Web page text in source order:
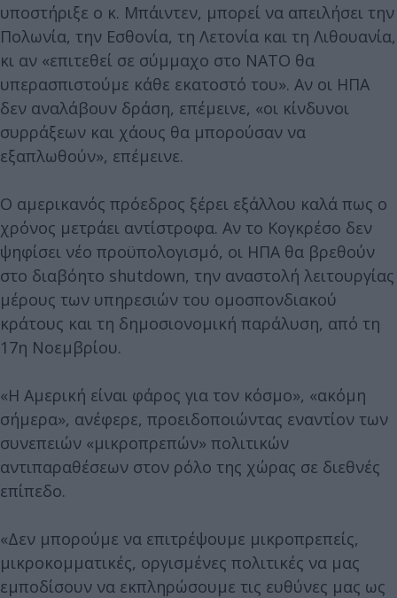
υποστήριξε ο κ. Μπάιντεν, μπορεί να απειλήσει την
Πολωνία, την Εσθονία, τη Λετονία και τη Λιθουανία,
κι αν «επιτεθεί σε σύμμαχο στο NATO θα
υπερασπιστούμε κάθε εκατοστό του». Αν οι ΗΠΑ
δεν αναλάβουν δράση, επέμεινε, «οι κίνδυνοι
συρράξεων και χάους θα μπορούσαν να
εξαπλωθούν», επέμεινε.
Ο αμερικανός πρόεδρος ξέρει εξάλλου καλά πως ο
χρόνος μετράει αντίστροφα. Αν το Κογκρέσο δεν
ψηφίσει νέο προϋπολογισμό, οι ΗΠΑ θα βρεθούν
στο διαβόητο shutdown, την αναστολή λειτουργίας
μέρους των υπηρεσιών του ομοσπονδιακού
κράτους και τη δημοσιονομική παράλυση, από τη
17η Νοεμβρίου.
«Η Αμερική είναι φάρος για τον κόσμο», «ακόμη
σήμερα», ανέφερε, προειδοποιώντας εναντίον των
συνεπειών «μικροπρεπών» πολιτικών
αντιπαραθέσεων στον ρόλο της χώρας σε διεθνές
επίπεδο.
«Δεν μπορούμε να επιτρέψουμε μικροπρεπείς,
μικροκομματικές, οργισμένες πολιτικές να μας
εμποδίσουν να εκπληρώσουμε τις ευθύνες μας ως